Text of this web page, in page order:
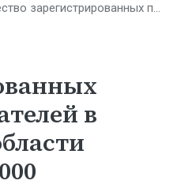
предпринимателей в Херсонской области превысило 3 000
в